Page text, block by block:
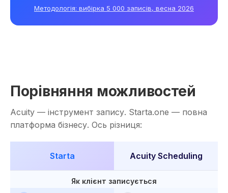
Методологія: вибірка 5 000 записів, весна 2026
Порівняння можливостей
Acuity — інструмент запису. Starta.one — повна
платформа бізнесу. Ось різниця:
Starta Acuity Scheduling
Як клієнт записується